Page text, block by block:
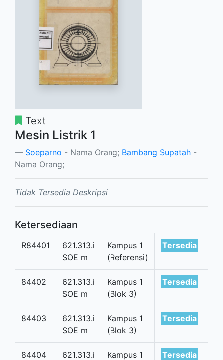
Text
Mesin Listrik 1
Soeparno - Nama Orang; Bambang Supatah -
Nama Orang;
Tidak Tersedia Deskripsi
Ketersediaan
R84401
621.313.i
SOE m
Kampus 1
(Referensi)
Tersedia
84402
621.313.i
SOE m
Kampus 1
(Blok 3)
Tersedia
84403
621.313.i
SOE m
Kampus 1
(Blok 3)
Tersedia
84404
621.313.i
Kampus 1
Tersedia